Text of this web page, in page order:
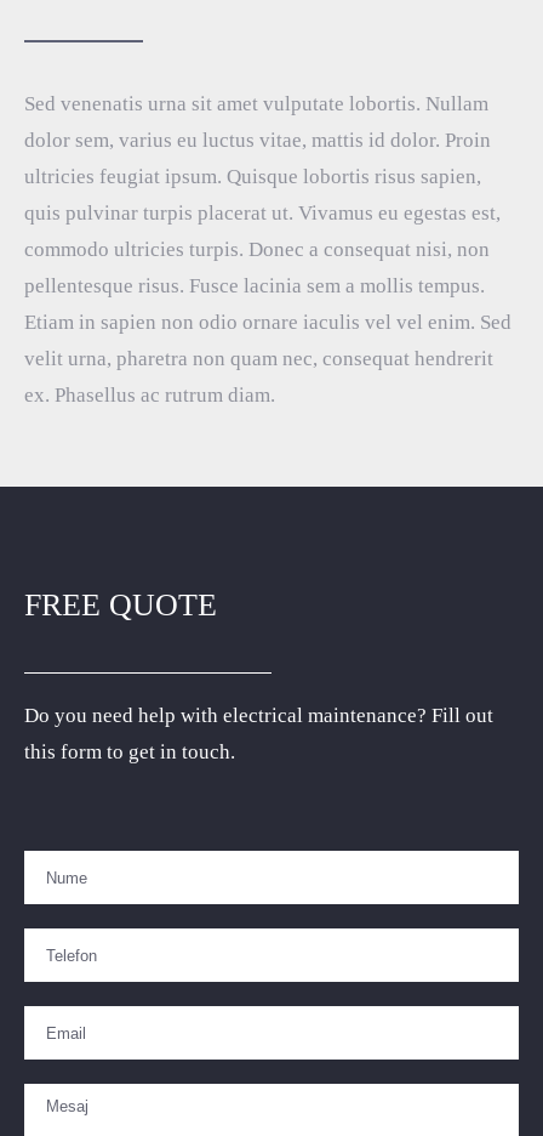
Sed venenatis urna sit amet vulputate lobortis. Nullam
dolor sem, varius eu luctus vitae, mattis id dolor. Proin
ultricies feugiat ipsum. Quisque lobortis risus sapien,
quis pulvinar turpis placerat ut. Vivamus eu egestas est,
commodo ultricies turpis. Donec a consequat nisi, non
pellentesque risus. Fusce lacinia sem a mollis tempus.
Etiam in sapien non odio ornare iaculis vel vel enim. Sed
velit urna, pharetra non quam nec, consequat hendrerit
ex. Phasellus ac rutrum diam.
FREE QUOTE
Do you need help with electrical maintenance? Fill out
this form to get in touch.